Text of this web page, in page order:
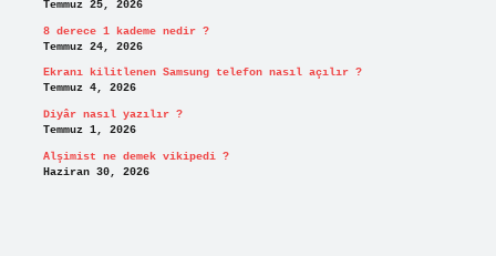
Temmuz 25, 2026
8 derece 1 kademe nedir ?
Temmuz 24, 2026
Ekranı kilitlenen Samsung telefon nasıl açılır ?
Temmuz 4, 2026
Diyâr nasıl yazılır ?
Temmuz 1, 2026
Alşimist ne demek vikipedi ?
Haziran 30, 2026